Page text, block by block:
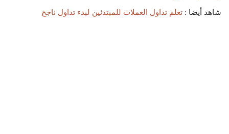
شاهد أيضا : تعلم تداول العملات للمبتدئين لبدء تداول ناجح